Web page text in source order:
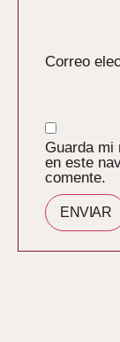
Correo
Guarda mi
en este
comente.